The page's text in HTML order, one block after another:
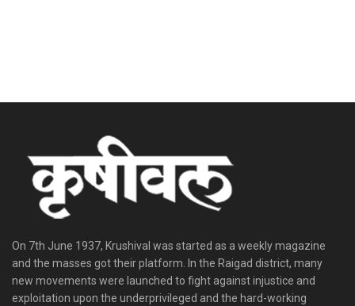
On 7th June 1937, Krushival was started as a weekly magazine
and the masses got their platform. In the Raigad district, many
new movements were launched to fight against injustice and
exploitation upon the underprivileged and the hard-working